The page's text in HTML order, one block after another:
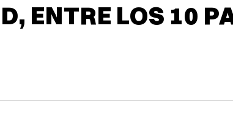
ENTRE LOS 10